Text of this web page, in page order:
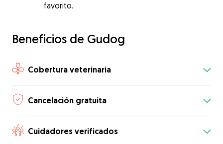
favorito.
Beneficios de Gudog
Cobertura veterinaria
Cancelación gratuita
Cuidadores verificados